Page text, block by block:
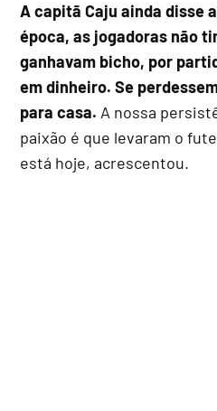
A capitã Caju ainda disse
época, as jogadoras não
ganhavam bicho, por
em dinheiro. Se
para casa. A nossa
paixão é que levaram o
está hoje, acrescentou.